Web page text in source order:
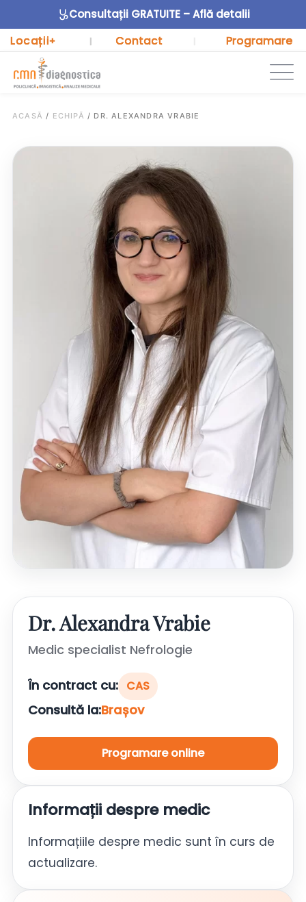
Consultații GRATUITE – Află detalii
Locații+ | Contact Programare
ACASĂ / ECHIPĂ / DR. ALEXANDRA VRABIE
Dr. Alexandra Vrabie
Medic specialist Nefrologie
În contract cu: CAS
Consultă la:Brașov
Programare online
Informații despre medic
Informațiile despre medic sunt în curs de
actualizare.